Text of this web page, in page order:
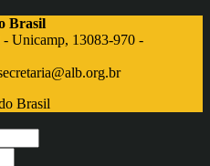
Brasil
Unicamp, 13083-970 -